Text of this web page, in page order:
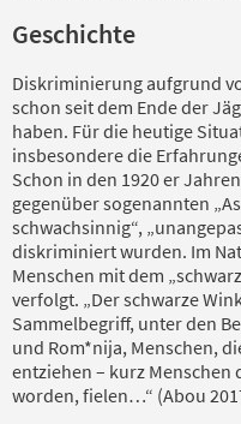
Geschichte
Diskriminierung aufgrund
schon seit dem Ende der
haben. Für die heutige
insbesondere die
Schon in den 1920 er
gegenüber sogenannten
schwachsinnig“,
diskriminiert wurden. Im
Menschen mit dem
verfolgt. „Der schwarze
Sammelbegriff, unter den
und Rom*nija, Menschen,
entziehen – kurz Menschen
worden, fielen…“ (Abou